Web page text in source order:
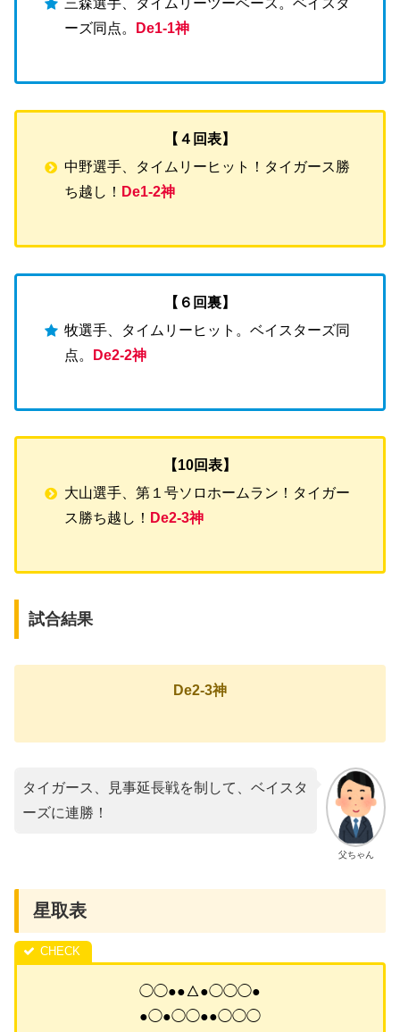
三森選手、タイムリーツーベース。ベイスタ
ーズ同点。
De1-1神
【４回表】
中野選手、タイムリーヒット！タイガース勝
ち越し！ De1-2神
【６回裏】
牧選手、タイムリーヒット。ベイスターズ同
点。
De2-2神
【10回表】
大山選手、第１号ソロホームラン！タイガー
ス勝ち越し！ De2-3神
試合結果
De2-3神
父ちゃん
タイガース、見事延長戦を制して、ベイスタ
ーズに連勝！
星取表
◯◯●●△●◯◯◯●
●◯●◯◯●●◯◯◯